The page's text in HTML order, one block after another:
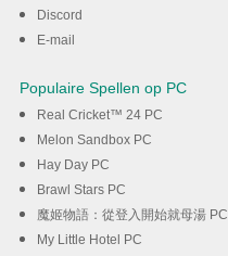
Discord
E-mail
Populaire Spellen op PC
Real Cricket™ 24 PC
Melon Sandbox PC
Hay Day PC
Brawl Stars PC
魔姬物語：從登入開始就母湯 PC
My Little Hotel PC